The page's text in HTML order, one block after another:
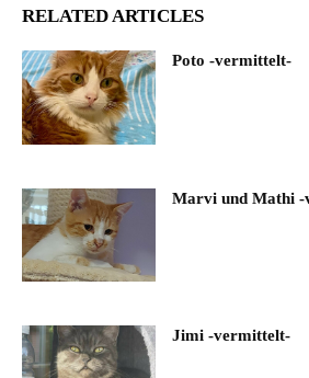
RELATED ARTICLES
Poto -vermittelt-
Marvi und Mathi
Jimi -vermittelt-